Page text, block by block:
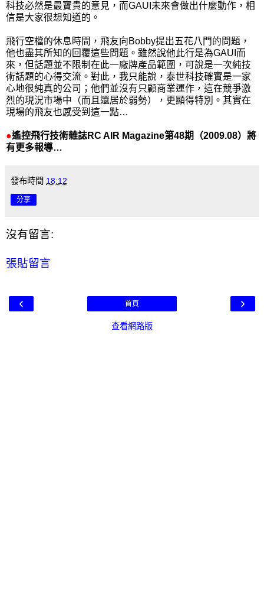
科技必然是最寶貴的意見，而GAUI未來會做出什麼動作，相
信是大家很想知道的。
飛行空檔的休息時間，飛友向Bobby提出五花八門的問題，
他也盡其所知的回覆這些問題。雖然說他此行是為GAUI而
來，但話題並不限制在此一廠牌產品範圍，可說是一次純技
術話題的心得交流。對此，我只能說，泰世科技確實是一家
心地很純真的公司；他們並沒有只顧商業運作，這在競爭激
烈的現況市場中（而且還居於弱勢），更顯得特別。其實在
現場的飛友也感受到這一點…
●遙控飛行技術雜誌RC AIR Magazine第48期（2009.08）將
有更多報導…
發布時間 18:12
分享
沒有留言:
張貼留言
‹ ›
首頁
查看網路版